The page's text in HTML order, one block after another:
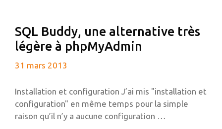
SQL Buddy, une alternative très
légère à phpMyAdmin
31 mars 2013
Installation et configuration J’ai mis "installation et
configuration" en même temps pour la simple
raison qu’il n’y a aucune configuration …